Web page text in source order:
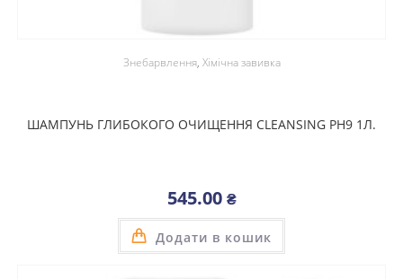
Знебарвлення, Хімічна завивка
ШАМПУНЬ ГЛИБОКОГО ОЧИЩЕННЯ CLEANSING PH9 1Л.
545.00 ₴
Додати в кошик